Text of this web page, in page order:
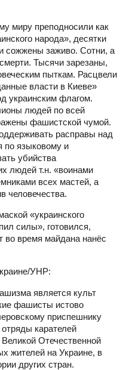
миру преподносили как
народа», десятки
сожжены заживо. Сотни, а
Тысячи зарезаны,
пыткам. Расцвели
власти в Киеве»
украинским флагом.
людей по всей
фашистской чумой.
расправы над
по языковому и
убийства
людей т.н. «воинами
всех мастей, а
человечества.
«украинского
силы», готовился,
во время майдана нанёс
УНР:
является культ
фашисты истово
приспешнику
карателей
Отечественной
жителей на Украине, в
других стран.